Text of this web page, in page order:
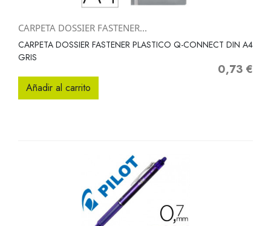
CARPETA DOSSIER FASTENER...
CARPETA DOSSIER FASTENER PLASTICO Q-CONNECT DIN A4
GRIS
Precio
0,73 €
Añadir al carrito